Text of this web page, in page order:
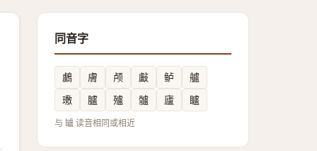
同音字
鸕 膚 颅 㪭 鲈
艫
璷
臚 㱺 髗 廬 矑
与 罏 读音相同或相近